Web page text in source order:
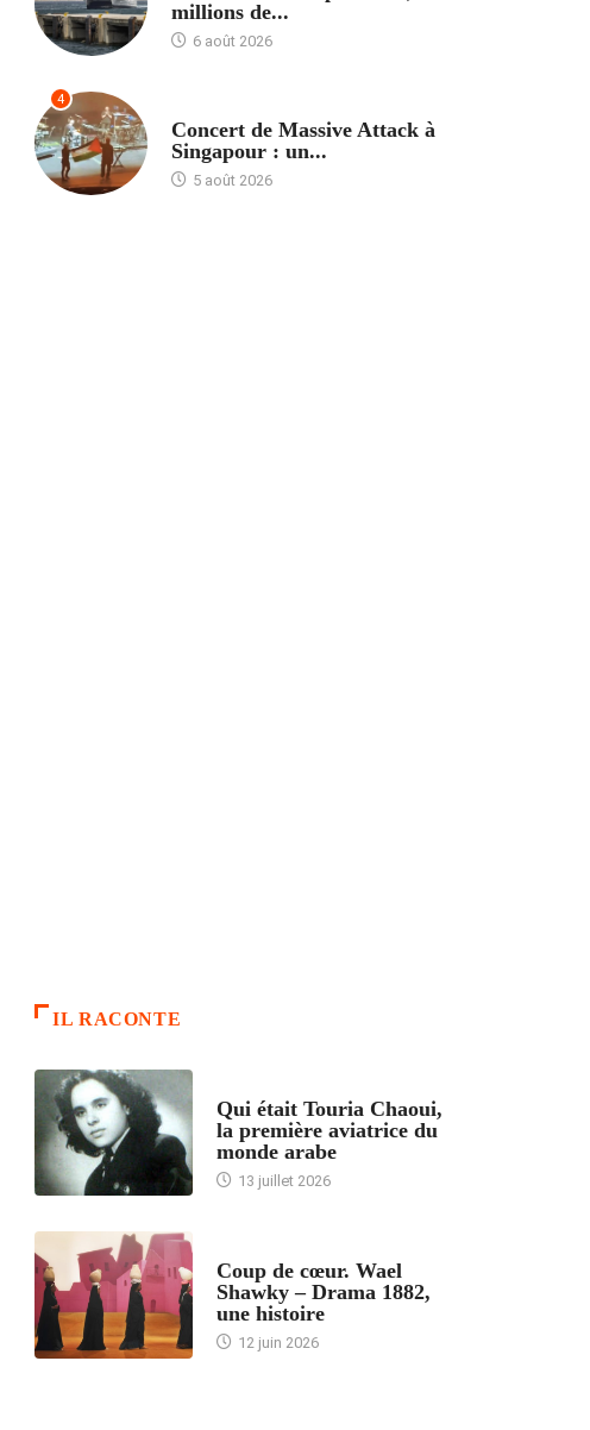
millions de...
6 août 2026
4
Concert de Massive Attack à
Singapour : un...
5 août 2026
IL RACONTE
Qui était Touria Chaoui,
la première aviatrice du
monde arabe
13 juillet 2026
Coup de cœur. Wael
Shawky – Drama 1882,
une histoire
12 juin 2026